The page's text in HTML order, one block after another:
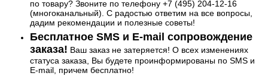
по товару? Звоните по телефону +7 (495) 204-12-16
(многоканальный). С радостью ответим на все вопросы,
дадим рекомендации и полезные советы!
Бесплатное SMS и E-mail сопровождение
заказа! Ваш заказ не затеряется! О всех изменениях
статуса заказа, Вы будете проинформированы по SMS и
E-mail, причем бесплатно!